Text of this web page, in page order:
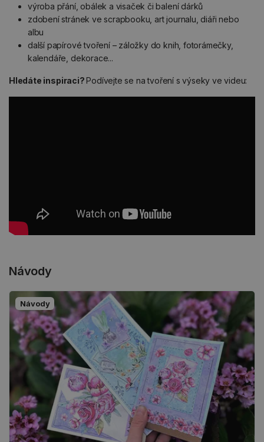
výroba přání, obálek a visaček či balení dárků
zdobení stránek ve scrapbooku, art journalu, diáři nebo
albu
další papírové tvoření – záložky do knih, fotorámečky,
kalendáře, dekorace...
Hledáte inspiraci?Podívejte se na tvoření s výseky ve videu:
Návody
Návody